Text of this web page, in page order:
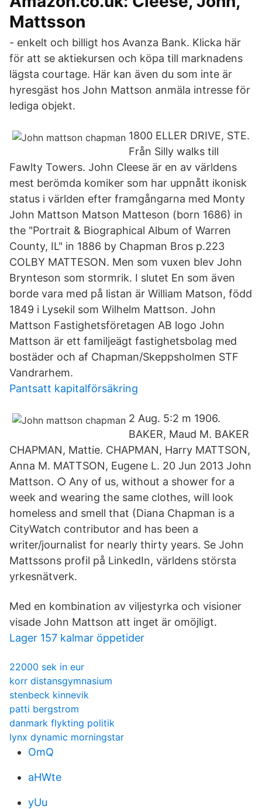
Mattsson
- enkelt och billigt hos Avanza Bank. Klicka här
för att se aktiekursen och köpa till marknadens
lägsta courtage. Här kan även du som inte är
hyresgäst hos John Mattson anmäla intresse för
lediga objekt.
1800 ELLER DRIVE, STE.
Från Silly walks till
Fawlty Towers. John Cleese är en av världens
mest berömda komiker som har uppnått ikonisk
status i världen efter framgångarna med Monty
John Mattson Matson Matteson (born 1686) in
the "Portrait & Biographical Album of Warren
County, IL" in 1886 by Chapman Bros p.223
COLBY MATTESON. Men som vuxen blev John
Brynteson som stormrik. I slutet En som även
borde vara med på listan är William Matson, född
1849 i Lysekil som Wilhelm Mattson. John
Mattson Fastighetsföretagen AB logo John
Mattson är ett familjeägt fastighetsbolag med
bostäder och af Chapman/Skeppsholmen STF
Vandrarhem.
Pantsatt kapitalförsäkring
2 Aug. 5:2 m 1906.
BAKER, Maud M. BAKER
CHAPMAN, Mattie. CHAPMAN, Harry MATTSON,
Anna M. MATTSON, Eugene L. 20 Jun 2013 John
Mattson. ○ Any of us, without a shower for a
week and wearing the same clothes, will look
homeless and smell that (Diana Chapman is a
CityWatch contributor and has been a
writer/journalist for nearly thirty years. Se John
Mattssons profil på LinkedIn, världens största
yrkesnätverk.
Med en kombination av viljestyrka och visioner
visade John Mattson att inget är omöjligt.
Lager 157 kalmar öppetider
22000 sek in eur
korr distansgymnasium
stenbeck kinnevik
patti bergstrom
danmark flykting politik
lynx dynamic morningstar
OmQ
aHWte
yUu